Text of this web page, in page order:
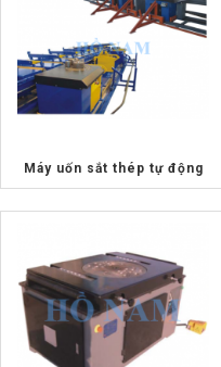
Máy uốn sắt thép tự động